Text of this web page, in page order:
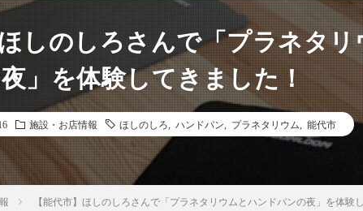
ほしのしろさんで「プラネタ
」を体験してきました！
施設・お店情報 ほしのしろ ハンドパン プラネタリウム 能代市
【能代市】ほしのしろさんで「プラネタリウムとハンドパンの夜」を体験